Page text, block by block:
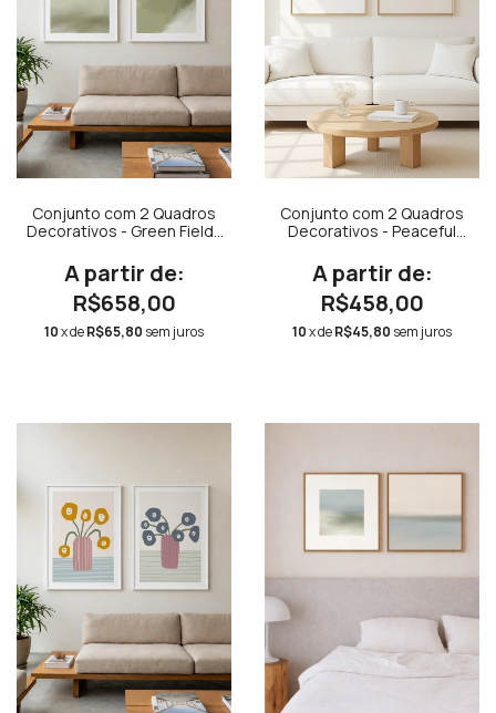
Conjunto com 2 Quadros
Decorativos - Green Fields
R$658,00
10x deR$65,80 sem juros
Conjunto com 2 Quadros
Decorativos - Peaceful
Peaceful Quadrado
R$458,00
10x deR$45,80 sem juros